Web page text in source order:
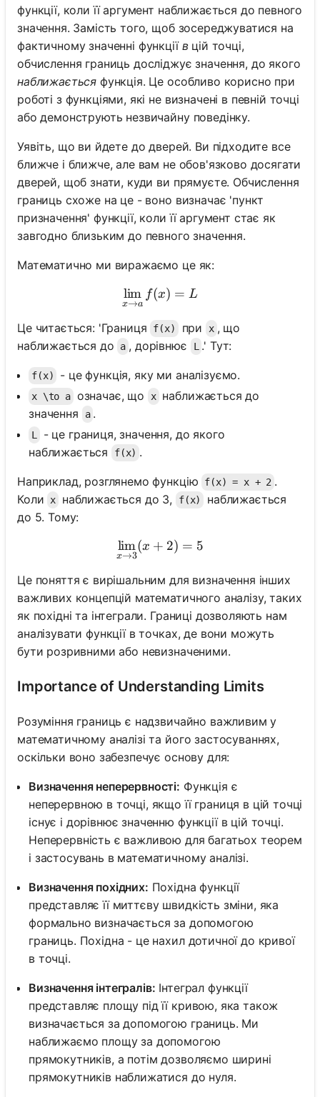
функції, коли її аргумент наближається до певного
значення. Замість того, щоб зосереджуватися на
фактичному значенні функції вцій точці,
обчислення границь досліджує значення, до якого
наближається функція. Це особливо корисно при
роботі з функціями, які не визначені в певній точці
або демонструють незвичайну поведінку.
Уявіть, що ви йдете до дверей. Ви підходите все
ближче і ближче, але вам не обов'язково досягати
дверей, щоб знати, куди ви прямуєте. Обчислення
границь схоже на це - воно визначає 'пункт
призначення' функції, коли її аргумент стає як
завгодно близьким до певного значення.
Математично ми виражаємо це як:
\lim_{x \to a} f(x) = L
x→a
lim f(x) = L
Це читається: 'Границя f(x) при x , що
наближається до
a , дорівнює L .' Тут:
f(x) - це функція, яку ми аналізуємо.
x \to a означає, що x наближається до
значення
a .
L
- це границя, значення, до якого
наближається
f(x) .
Наприклад, розглянемо функцію f(x) = x + 2 .
Коли
x наближається до 3, f(x)
наближається
до 5. Тому:
\lim_{x \to 3} (x + 2) = 5
x→3
lim(x + 2) = 5
Це поняття є вирішальним для визначення інших
важливих концепцій математичного аналізу, таких
як похідні та інтеграли. Границі дозволяють нам
аналізувати функції в точках, де вони можуть
бути розривними або невизначеними.
Importance of Understanding Limits
Розуміння границь є надзвичайно важливим у
математичному аналізі та його застосуваннях,
оскільки воно забезпечує основу для:
Визначення неперервності: Функція є
неперервною в точці, якщо її границя в цій точці
існує і дорівнює значенню функції в цій точці.
Неперервність є важливою для багатьох теорем
і застосувань в математичному аналізі.
Визначення похідних: Похідна функції
представляє її миттєву швидкість зміни, яка
формально визначається за допомогою
границь. Похідна - це нахил дотичної до кривої
в точці.
Визначення інтегралів: Інтеграл функції
представляє площу під її кривою, яка також
визначається за допомогою границь. Ми
наближаємо площу за допомогою
прямокутників, а потім дозволяємо ширині
прямокутників наближатися до нуля.